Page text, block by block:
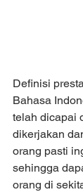
Definisi
Bahasa
telah dicapai
dikerjakan
orang pasti
sehingga
orang di